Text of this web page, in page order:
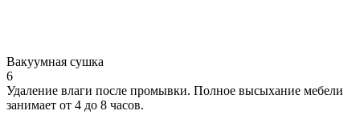
Вакуумная сушка
6
Удаление влаги после промывки. Полное высыхание мебели
занимает от 4 до 8 часов.